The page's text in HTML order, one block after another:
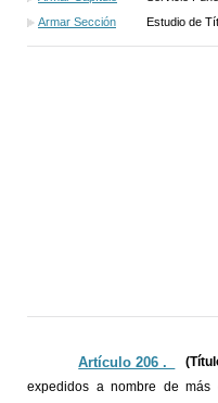
Armar Sección
Estudio de
Artículo 206 ._
expedidos a nombre de